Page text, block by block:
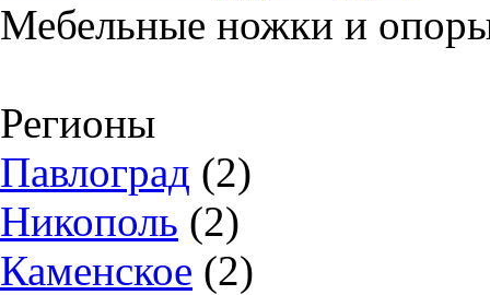
Мебельные ножки и
Регионы
Павлоград (2)
Никополь (2)
Каменское (2)